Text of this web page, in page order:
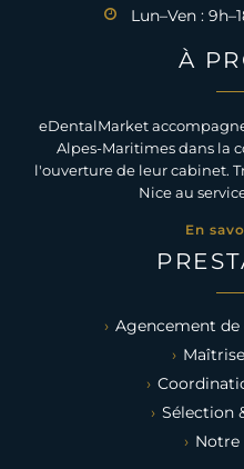
Lun–Ven :
À
eDentalMarket
Alpes-Maritimes dans la
l'ouverture de leur cabinet.
Nice au
En
Agencement
Sélection
Notre